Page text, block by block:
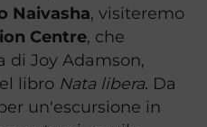
Naivasha, visiteremo
Centre, che
di Joy Adamson,
libro Nata libera. Da
un'escursione in